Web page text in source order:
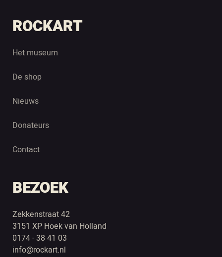
ROCKART
Het museum
De shop
Nieuws
Donateurs
Contact
BEZOEK
Zekkenstraat 42
3151 XP Hoek van Holland
0174 - 38 41 03
info@rockart.nl